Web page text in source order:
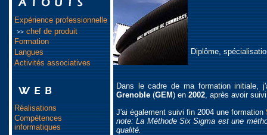
Expérience professionnelle
>> chef de produit
Formation
Langues
Activités associatives
Réalisations
Compétences
informatiques
Diplôme,
Dans le cadre de ma formation initiale,
Grenoble (GEM) en 2002, après avoir
J'ai également suivi fin 2004 une formation
note: La Méthode Six Sigma est une
qualité.